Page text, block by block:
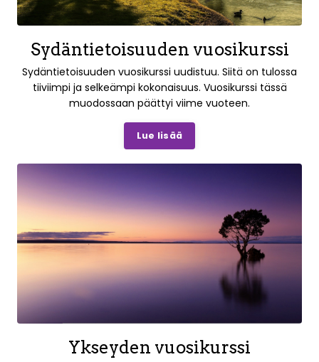
Sydäntietoisuuden vuosikurssi
Sydäntietoisuuden vuosikurssi uudistuu. Siitä on tulossa
tiiviimpi ja selkeämpi kokonaisuus. Vuosikurssi tässä
muodossaan päättyi viime vuoteen.
Lue lisää
Ykseyden vuosikurssi